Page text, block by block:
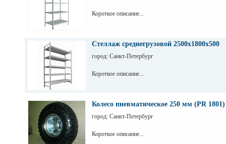
Короткое описание...
Стеллаж среднегрузовой 2500х1800х500
город: Санкт-Петербург
Короткое описание...
Колесо пневматическое 250 мм (PR 1801)
город: Санкт-Петербург
Короткое описание...